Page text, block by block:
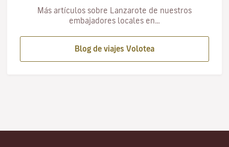
Más artículos sobre Lanzarote de nuestros
embajadores locales en…
Blog de viajes Volotea